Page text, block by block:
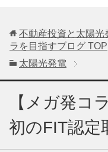
不動産投資と太陽光
ラを目指すブログ TOP
太陽光発電
【メガ発コ
初のFIT認定